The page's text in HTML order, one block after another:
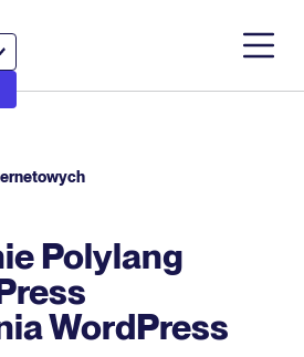
Polylang
WordPress